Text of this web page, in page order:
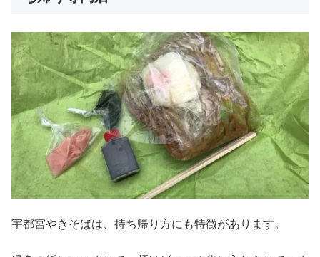
宇都宮やきそばは、持ち帰り方にも特徴があります。